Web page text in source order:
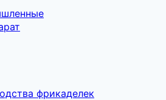
фрикаделек